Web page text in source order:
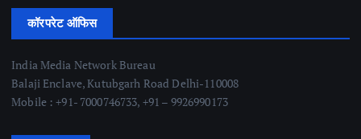
कॉरपरेट ऑफिस
India Media Network Bureau
Balaji Enclave, Kutubgarh Road Delhi-110008
Mobile : +91- 7000746733, +91 – 9926990173